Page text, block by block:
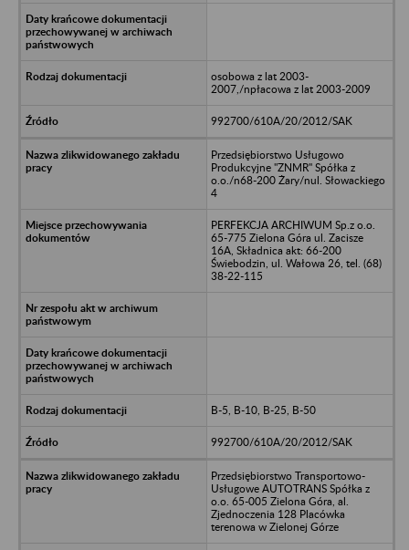
osobowa z lat 2003-
2007,/npłacowa z lat 2003-2009
992700/610A/20/2012/SAK
Przedsiębiorstwo Usługowo
Produkcyjne "ZNMR" Spółka z
o.o./n68-200 Żary/nul. Słowackiego
4
PERFEKCJA ARCHIWUM Sp.z o.o.
65-775 Zielona Góra ul. Zacisze
16A, Składnica akt: 66-200
Świebodzin, ul. Wałowa 26, tel. (68)
38-22-115
B-5, B-10, B-25, B-50
992700/610A/20/2012/SAK
Przedsiębiorstwo Transportowo-
Usługowe AUTOTRANS Spółka z
o.o. 65-005 Zielona Góra, al.
Zjednoczenia 128 Placówka
terenowa w Zielonej Górze